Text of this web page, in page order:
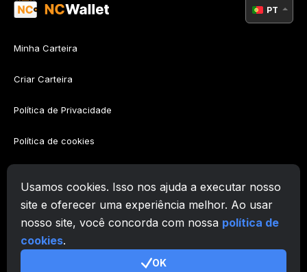
Usamos cookies. Isso nos ajuda a executar nosso
site e oferecer uma experiência melhor. Ao usar
nosso site, você concorda com nossa política de
cookies.
OK
Minha Carteira
Criar Carteira
Política de Privacidade
Política de cookies
Termos de Utilização
Suporte
PT